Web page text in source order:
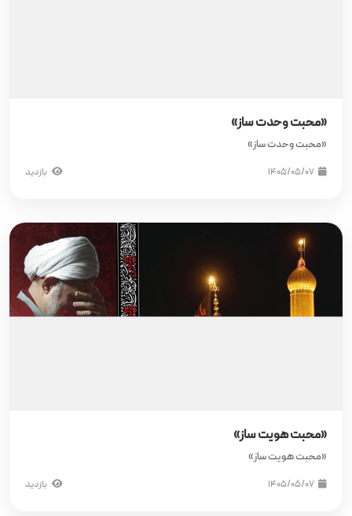
«محبت وحدت ساز»
«محبت وحدت ساز»
۱۴۰۵/۰۵/۰۷ بازدید
«محبت هویت ساز»
«محبت هویت ساز»
۱۴۰۵/۰۵/۰۷ بازدید